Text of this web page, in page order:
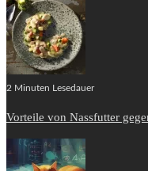
2 Minuten Lesedauer
Vorteile von Nassfutter